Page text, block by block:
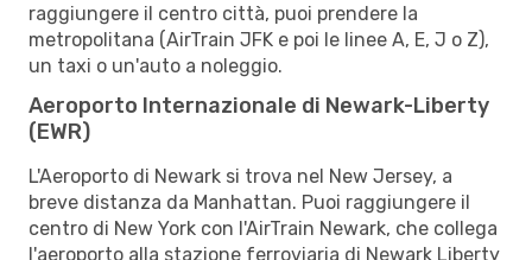
raggiungere il centro città, puoi prendere la
metropolitana (AirTrain JFK e poi le linee A, E, J o Z),
un taxi o un'auto a noleggio.
Aeroporto Internazionale di Newark-Liberty
(EWR)
L'Aeroporto di Newark si trova nel New Jersey, a
breve distanza da Manhattan. Puoi raggiungere il
centro di New York con l'AirTrain Newark, che collega
l'aeroporto alla stazione ferroviaria di Newark Liberty